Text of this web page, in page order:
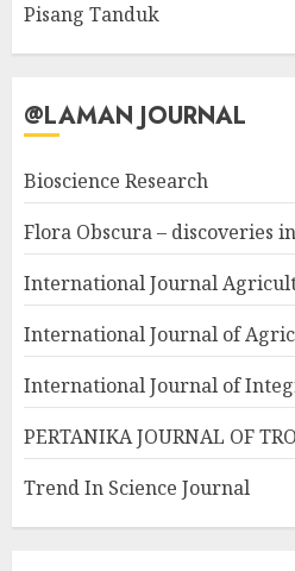
Pisang Tanduk
@LAMAN JOURNAL
Bioscience Research
Flora Obscura – discoveries
International Journal
International Journal of
International Journal of
PERTANIKA JOURNAL OF
Trend In Science Journal